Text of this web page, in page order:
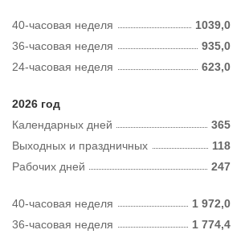
40-часовая неделя
1039,0
36-часовая неделя
935,0
24-часовая неделя
623,0
2026 год
Календарных дней
365
Рабочих дней 247
Выходных и праздничных 118
40-часовая неделя
1 972,0
36-часовая неделя
1 774,4